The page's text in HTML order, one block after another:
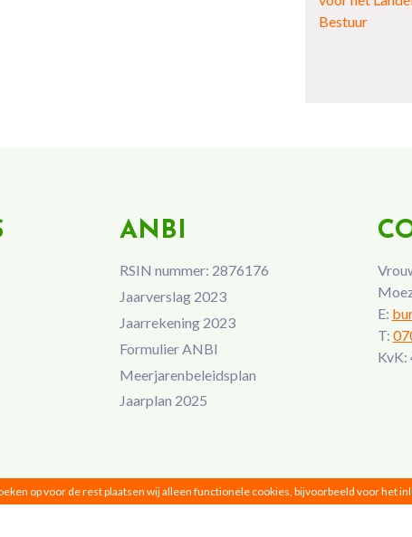
ANBI
RSIN nummer: 2876176
Jaarverslag 2023
Jaarrekening 2023
Formulier ANBI
Meerjarenbeleidsplan
Jaarplan 2025
E:
T:
KvK:
op voor de rest plaatsen wij alleen functionele cookies, bijvoorbeeld voor het